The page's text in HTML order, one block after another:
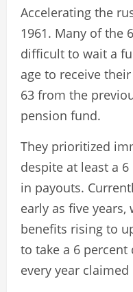
Accelerating the
1961. Many of the
difficult to wait a
age to receive
63 from the
pension fund.
They prioritized
despite at least a
in payouts.
early as five
benefits rising to
to take a 6
every year claimed